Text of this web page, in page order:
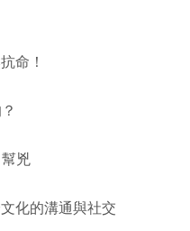
命！
兇
化的溝通與社交